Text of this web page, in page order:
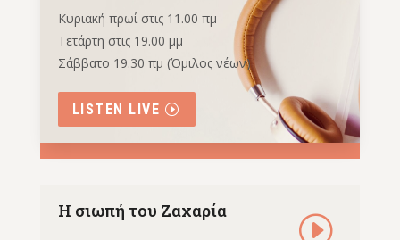
Κυριακή πρωί στις 11.00 πμ
Τετάρτη στις 19.00 μμ
Σάββατο 19.30 πμ (Όμιλος νέων)
LISTEN LIVE
Η σιωπή του Ζαχαρία